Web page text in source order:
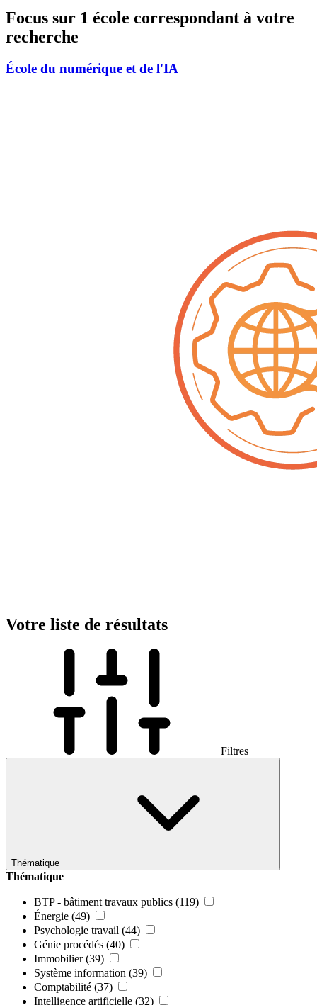
Focus sur 1 école correspondant à votre
recherche
École du numérique et de l'IA
Votre liste de résultats
Filtres
Thématique
Thématique
BTP - bâtiment travaux publics (119)
Énergie (49)
Psychologie travail (44)
Génie procédés (40)
Immobilier (39)
Système information (39)
Comptabilité (37)
Intelligence artificielle (32)